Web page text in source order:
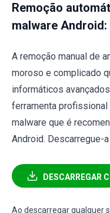
Remoção
malware Android:
A remoção manual de
moroso e complicado
informáticos
ferramenta profissional
malware que é
Android. Descarregue-
Ao descarregar qualquer